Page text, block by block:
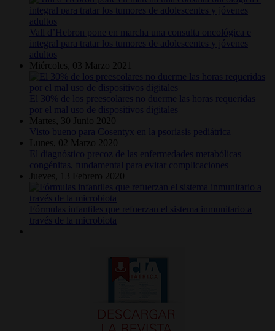
Vall d’Hebron pone en marcha una consulta oncológica e
integral para tratar los tumores de adolescentes y jóvenes
adultos
Miércoles, 03 Marzo 2021
El 30% de los preescolares no duerme las horas requeridas
por el mal uso de dispositivos digitales
Martes, 30 Junio 2020
Visto bueno para Cosentyx en la psoriasis pediátrica
Lunes, 02 Marzo 2020
El diagnóstico precoz de las enfermedades metabólicas
congénitas, fundamental para evitar complicaciones
Jueves, 13 Febrero 2020
Fórmulas infantiles que refuerzan el sistema inmunitario a
través de la microbiota